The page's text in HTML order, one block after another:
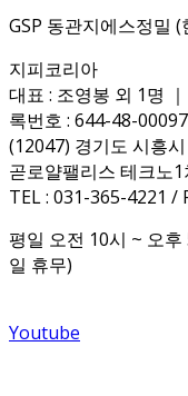
GSP 동관지에스정밀 (
지피코리아
대표 : 조영봉 외 1명
록번호 : 644-48-00097
(12047) 경기도 시흥
곧로얄팰리스 테크노1
TEL : 031-365-4221 /
평일 오전 10시 ~ 오
일 휴무)
Youtube